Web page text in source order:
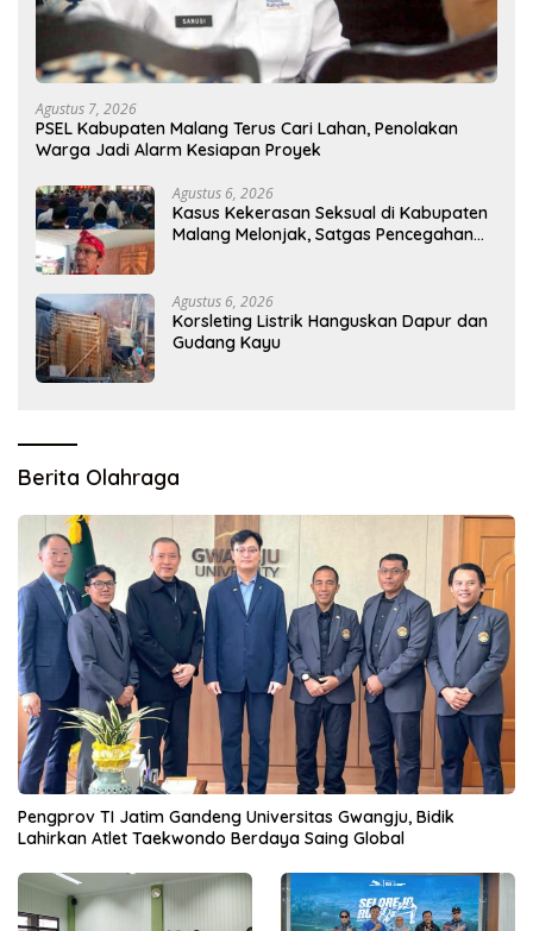
Agustus 7, 2026
PSEL Kabupaten Malang Terus Cari Lahan, Penolakan
Warga Jadi Alarm Kesiapan Proyek
Agustus 6, 2026
Kasus Kekerasan Seksual di Kabupaten
Malang Melonjak, Satgas Pencegahan
Agustus 6, 2026
Korsleting Listrik Hanguskan Dapur dan
Gudang Kayu
Berita Olahraga
Pengprov TI Jatim Gandeng Universitas Gwangju, Bidik
Lahirkan Atlet Taekwondo Berdaya Saing Global